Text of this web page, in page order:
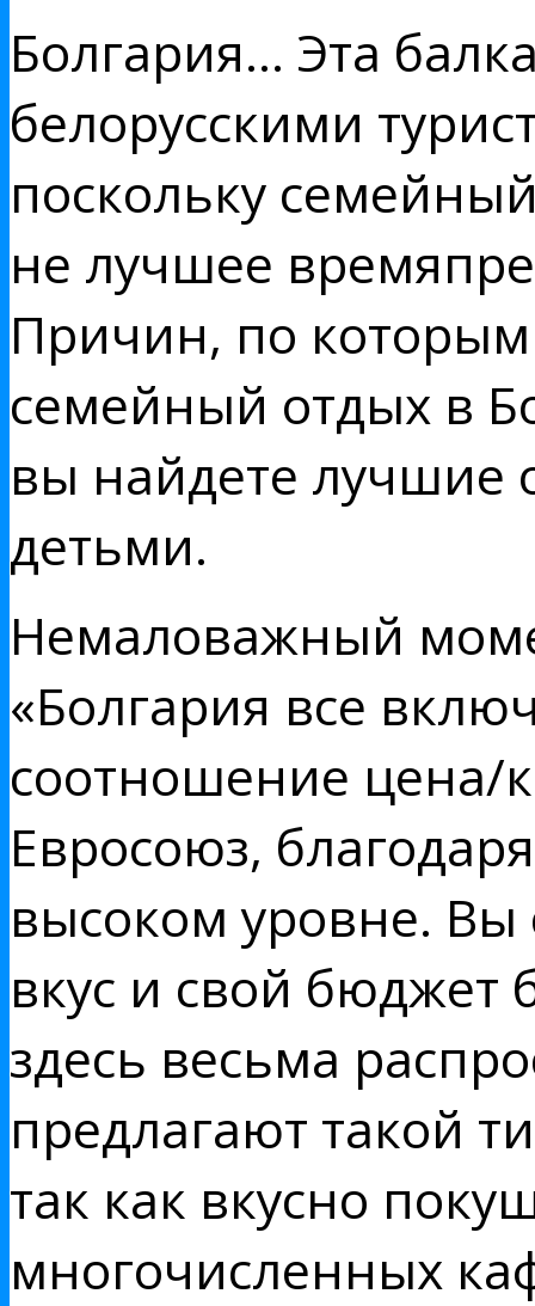
Болгария... Эта
белорусскими
поскольку
не лучшее
Причин, по
семейный отдых в
вы найдете лучшие
детьми.
Немаловажный
«Болгария все
соотношение цена/
Евросоюз,
высоком уровне. Вы
вкус и свой бюджет
здесь весьма
предлагают такой
так как вкусно
многочисленных